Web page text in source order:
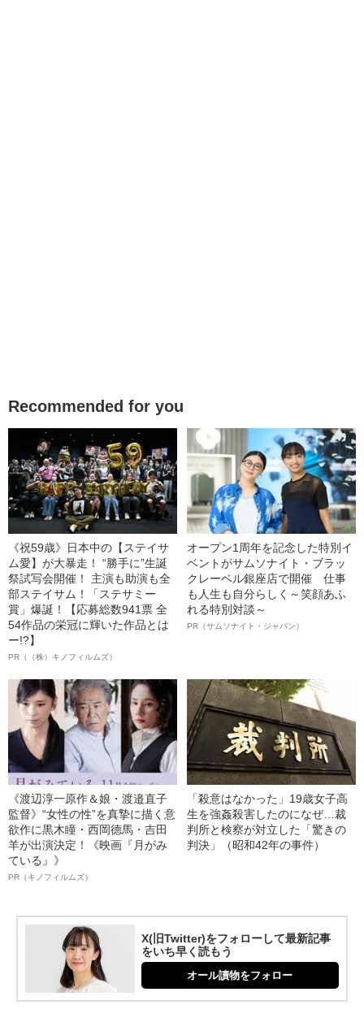
Recommended for you
《祝59歳》日本中の【ステイサ
ム愛】が大暴走！ “勝手に”生誕
祭試写会開催！ 主演も助演も全
部ステイサム！「ステサミー
賞」爆誕！【応募総数941票 全
54作品の栄冠に輝いた作品とは
ー!?】
PR（（株）キノフィルムズ）
オープン1周年を記念した特別イ
ベントがサムソナイト・ブラッ
クレーベル銀座店で開催 仕事
も人生も自分らしく～笑顔あふ
れる特別対談～
PR（サムソナイト・ジャパン）
《渡辺淳一原作＆娘・渡邉直子
監督》“女性の性”を真摯に描く意
欲作に黒木瞳・西岡德馬・吉田
羊が出演決定！《映画『月がみ
ている』》
PR（キノフィルムズ）
「殺意はなかった」19歳女子高
生を強姦殺害したのになぜ…裁
判所と検察が対立した「驚きの
判決」（昭和42年の事件）
X(旧Twitter)をフォローして最新記事
をいち早く読もう
オール讀物をフォロー